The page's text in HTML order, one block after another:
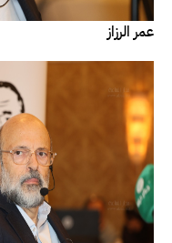
عمر الرزاز